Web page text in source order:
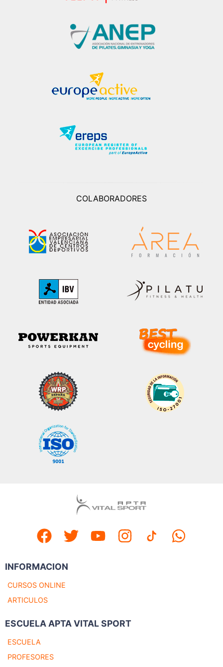
COLABORADORES
INFORMACION
CURSOS ONLINE
ARTICULOS
ESCUELA APTA VITAL SPORT
ESCUELA
PROFESORES